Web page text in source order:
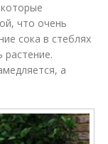
что очень
сока в стеблях
растение.
а